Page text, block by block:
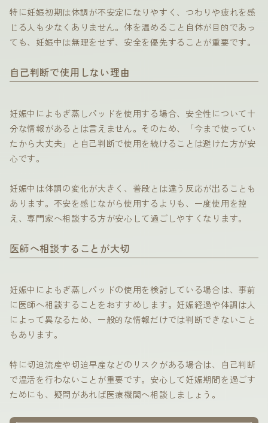
特に妊娠初期は体調が不安定になりやすく、つわりや疲れを感
じる人も少なくありません。体を温めること自体が目的であっ
ても、妊娠中は無理をせず、安全を優先することが重要です。
自己判断で使用しない理由
妊娠中によもぎ蒸しパッドを使用する場合、安全性について十
分な情報があるとは言えません。そのため、「今まで使ってい
たから大丈夫」と自己判断で使用を続けることは避けた方が安
心です。
妊娠中は体調の変化が大きく、普段とは違う反応が出ることも
あります。不安を感じながら使用するよりも、一度使用を控
え、専門家へ相談する方が安心して過ごしやすくなります。
医師へ相談することが大切
妊娠中によもぎ蒸しパッドの使用を検討している場合は、事前
に医師へ相談することをおすすめします。妊娠経過や体調は人
によって異なるため、一般的な情報だけでは判断できないこと
もあります。
特に切迫流産や切迫早産などのリスクがある場合は、自己判断
で温活を行わないことが重要です。安心して妊娠期間を過ごす
ためにも、疑問があれば医療機関へ相談しましょう。